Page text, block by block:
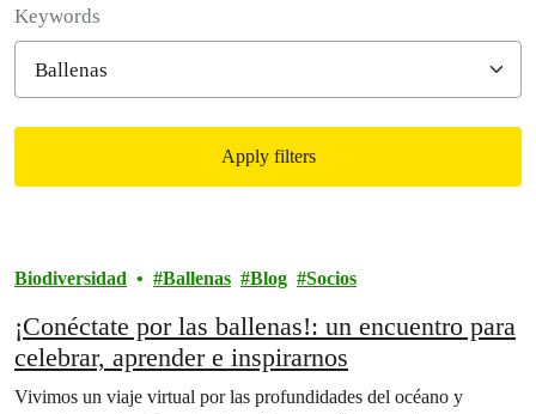
Keywords
Apply filters
Biodiversidad Ballenas Blog Socios
¡Conéctate por las ballenas!: un encuentro para
celebrar, aprender e inspirarnos
Vivimos un viaje virtual por las profundidades del océano y